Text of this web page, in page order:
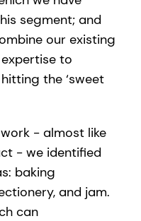
segment; and
our existing
to
the ‘sweet
- almost like
- we identified
baking
and jam.
can